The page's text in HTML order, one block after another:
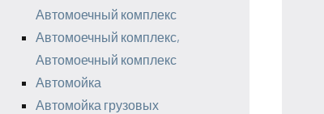
Автомоечный комплекс
Автомоечный комплекс,
Автомоечный комплекс
Автомойка
Автомойка грузовых